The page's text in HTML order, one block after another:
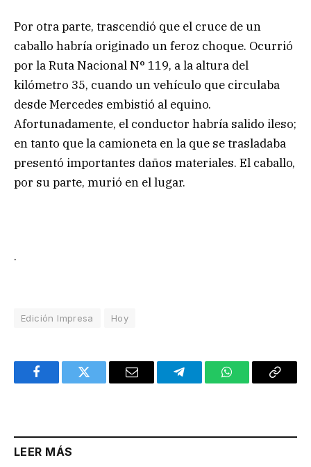
Por otra parte, trascendió que el cruce de un
caballo habría originado un feroz choque. Ocurrió
por la Ruta Nacional N° 119, a la altura del
kilómetro 35, cuando un vehículo que circulaba
desde Mercedes embistió al equino.
Afortunadamente, el conductor habría salido ileso;
en tanto que la camioneta en la que se trasladaba
presentó importantes daños materiales. El caballo,
por su parte, murió en el lugar.
.
Edición Impresa Hoy
FacebookTwitter Email TelegramWhatsAppCopy
LEER MÁS